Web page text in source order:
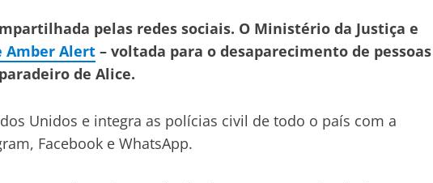
pelas redes sociais. O Ministério da Justiça e
Amber Alert – voltada para o desaparecimento de pessoas
de Alice.
Unidos e integra as polícias civil de todo o país com a
Facebook e WhatsApp.